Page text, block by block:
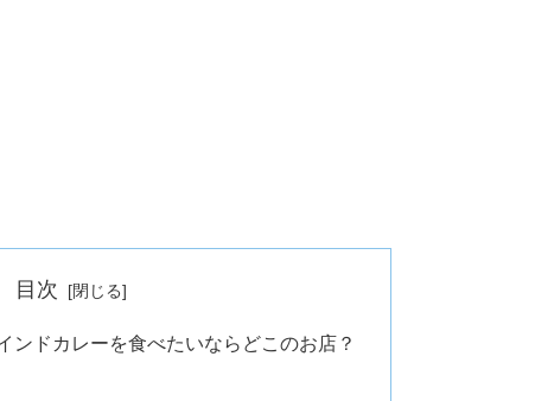
目次
ンドカレーを食べたいならどこのお店？